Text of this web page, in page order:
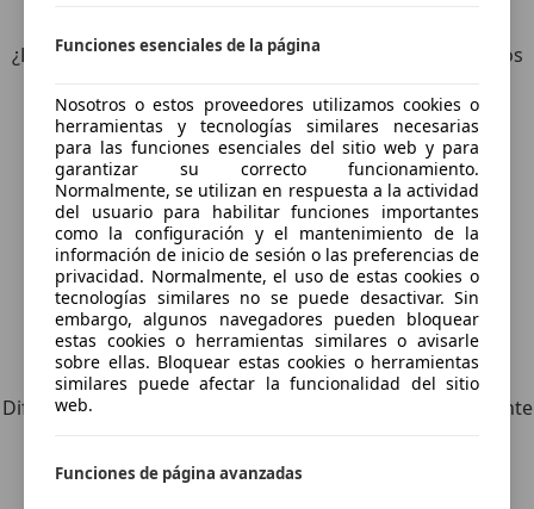
¿Desea ser informado automáticamente sobre vehículos
Guardar búsqueda
Explora vehículos similares
Diferente de tus criterios de búsqueda, pero posiblemente
Funciones esenciales de la página
Nosotros o estos proveedores utilizamos cookies o
herramientas y tecnologías similares necesarias
para las funciones esenciales del sitio web y para
garantizar su correcto funcionamiento.
Normalmente, se utilizan en respuesta a la actividad
del usuario para habilitar funciones importantes
como la configuración y el mantenimiento de la
información de inicio de sesión o las preferencias de
privacidad. Normalmente, el uso de estas cookies o
tecnologías similares no se puede desactivar. Sin
embargo, algunos navegadores pueden bloquear
estas cookies o herramientas similares o avisarle
sobre ellas. Bloquear estas cookies o herramientas
similares puede afectar la funcionalidad del sitio
web.
Funciones de página avanzadas